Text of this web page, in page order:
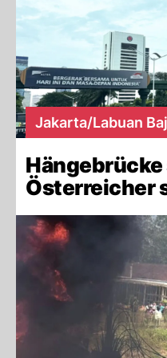
Jakarta/Labuan
Österreicher